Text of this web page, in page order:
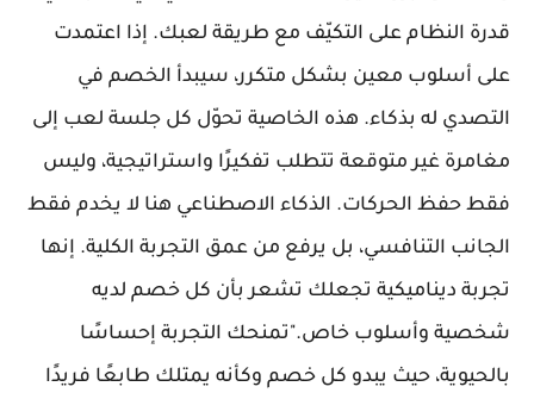
قدرة النظام على التكيّف مع طريقة لعبك. إذا اعتمدت
على أسلوب معين بشكل متكرر، سيبدأ الخصم في
التصدي له بذكاء. هذه الخاصية تحوّل كل جلسة لعب إلى
مغامرة غير متوقعة تتطلب تفكيرًا واستراتيجية، وليس
فقط حفظ الحركات. الذكاء الاصطناعي هنا لا يخدم فقط
الجانب التنافسي، بل يرفع من عمق التجربة الكلية. إنها
تجربة ديناميكية تجعلك تشعر بأن كل خصم لديه
شخصية وأسلوب خاص."تمنحك التجربة إحساسًا
بالحيوية، حيث يبدو كل خصم وكأنه يمتلك طابعًا فريدًا